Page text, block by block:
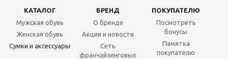
КАТАЛОГ БРЕНД
ПОКУПАТЕЛЮ
Мужская обувь
Женская обувь
Сумки и аксессуары
О бренде
Акции и новости
Сеть
франчайзинговых
Посмотреть
бонусы
Памятка
покупателю